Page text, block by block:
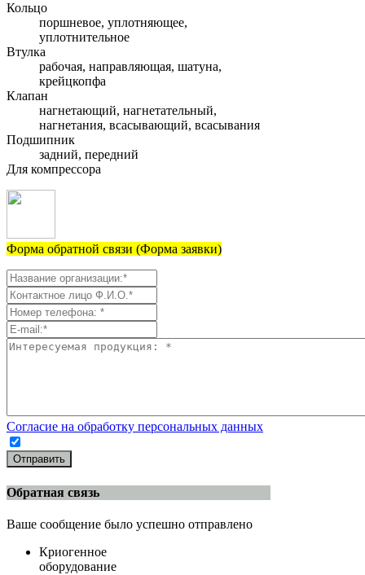
Кольцо
поршневое, уплотняющее,
уплотнительное
Втулка
рабочая, направляющая, шатуна,
крейцкопфа
Клапан
нагнетающий, нагнетательный,
нагнетания, всасывающий, всасывания
Подшипник
задний, передний
Для компрессора
Форма обратной связи (Форма заявки)
Согласие на обработку персональных данных
Отправить
Обратная связь
Ваше сообщение было успешно отправлено
Криогенное
оборудование